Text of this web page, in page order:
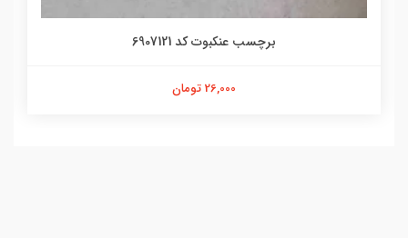
برچسب عنکبوت کد 6907121
26,000 تومان